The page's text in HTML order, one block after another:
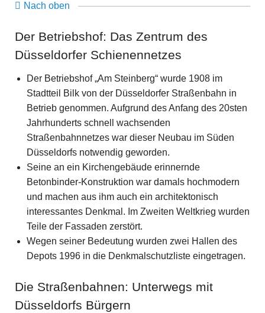
Nach oben
Der Betriebshof: Das Zentrum des
Düsseldorfer Schienennetzes
Der Betriebshof „Am Steinberg“ wurde 1908 im
Stadtteil Bilk von der Düsseldorfer Straßenbahn in
Betrieb genommen. Aufgrund des Anfang des 20sten
Jahrhunderts schnell wachsenden
Straßenbahnnetzes war dieser Neubau im Süden
Düsseldorfs notwendig geworden.
Seine an ein Kirchengebäude erinnernde
Betonbinder-Konstruktion war damals hochmodern
und machen aus ihm auch ein architektonisch
interessantes Denkmal. Im Zweiten Weltkrieg wurden
Teile der Fassaden zerstört.
Wegen seiner Bedeutung wurden zwei Hallen des
Depots 1996 in die Denkmalschutzliste eingetragen.
Die Straßenbahnen: Unterwegs mit
Düsseldorfs Bürgern